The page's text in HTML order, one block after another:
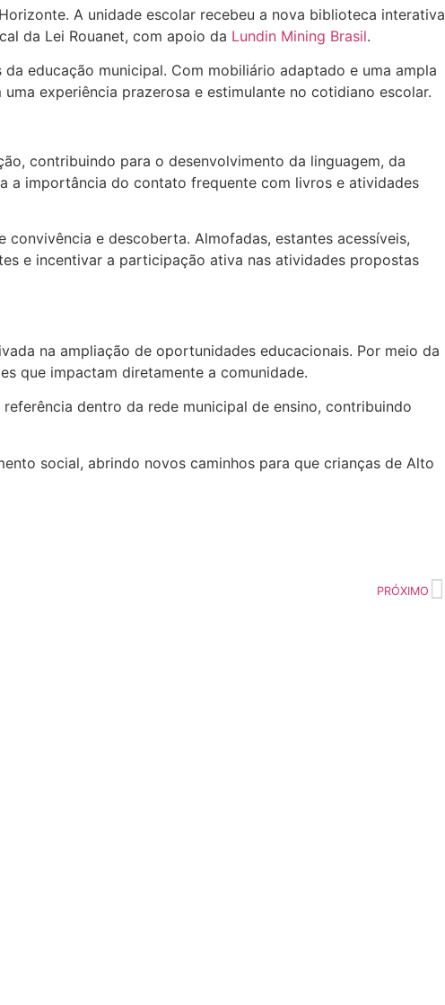
A unidade escolar recebeu a nova biblioteca interativa
da Lei Rouanet, com apoio da Lundin Mining Brasil.
educação municipal. Com mobiliário adaptado e uma ampla
experiência prazerosa e estimulante no cotidiano escolar.
contribuindo para o desenvolvimento da linguagem, da
a importância do contato frequente com livros e atividades
e descoberta. Almofadas, estantes acessíveis,
e incentivar a participação ativa nas atividades propostas
na ampliação de oportunidades educacionais. Por meio da
que impactam diretamente a comunidade.
dentro da rede municipal de ensino, contribuindo
social, abrindo novos caminhos para que crianças de Alto
PRÓXIMO